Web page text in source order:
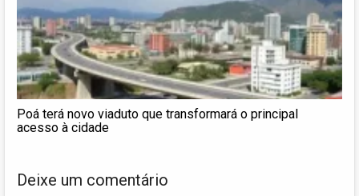
Poá terá novo viaduto que transformará o principal
acesso à cidade
Deixe um comentário